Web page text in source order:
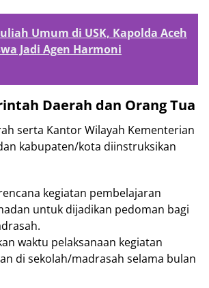
Umum di USK, Kapolda Aceh
Jadi Agen Harmoni
Daerah dan Orang Tua
serta Kantor Wilayah Kementerian
kabupaten/kota diinstruksikan
kegiatan pembelajaran
untuk dijadikan pedoman bagi
waktu pelaksanaan kegiatan
di sekolah/madrasah selama bulan